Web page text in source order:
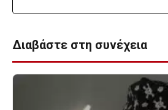
Διαβάστε στη συνέχεια